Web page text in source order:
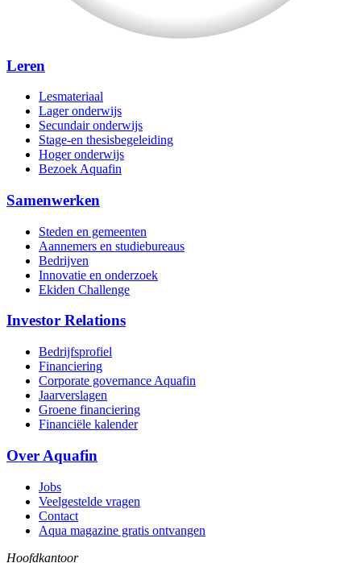
Leren
Lesmateriaal
Lager onderwijs
Secundair onderwijs
Stage-en thesisbegeleiding
Hoger onderwijs
Bezoek Aquafin
Samenwerken
Steden en gemeenten
Aannemers en studiebureaus
Bedrijven
Innovatie en onderzoek
Ekiden Challenge
Investor Relations
Bedrijfsprofiel
Financiering
Corporate governance Aquafin
Jaarverslagen
Groene financiering
Financiële kalender
Over Aquafin
Jobs
Veelgestelde vragen
Contact
Aqua magazine gratis ontvangen
Hoofdkantoor